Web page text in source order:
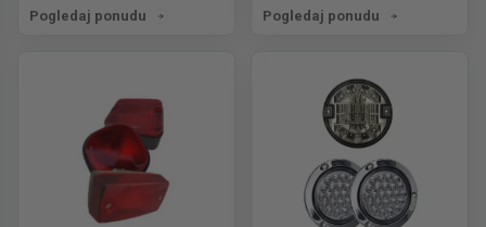
Pogledaj ponudu Pogledaj ponudu